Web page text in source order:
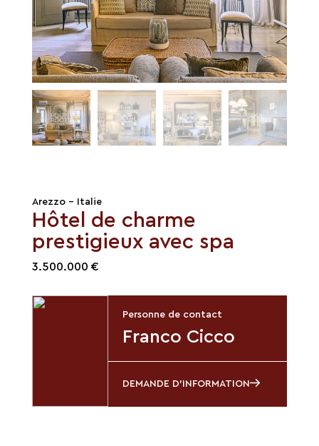
Arezzo - Italie
Hôtel de charme
prestigieux avec spa
3.500.000 €
Personne de contact
Franco Cicco
DEMANDE D'INFORMATION